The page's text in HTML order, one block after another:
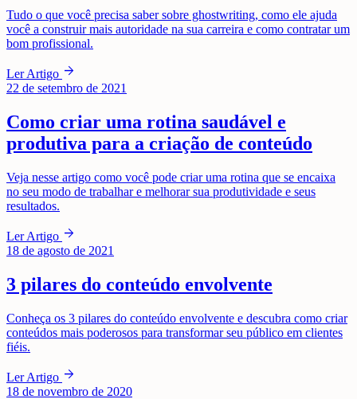
Tudo o que você precisa saber sobre ghostwriting, como ele ajuda
você a construir mais autoridade na sua carreira e como contratar um
bom profissional.
Ler Artigo arrow_forward
22 de setembro de 2021
Como criar uma rotina saudável e
produtiva para a criação de conteúdo
Veja nesse artigo como você pode criar uma rotina que se encaixa
no seu modo de trabalhar e melhorar sua produtividade e seus
resultados.
Ler Artigo arrow_forward
18 de agosto de 2021
3 pilares do conteúdo envolvente
Conheça os 3 pilares do conteúdo envolvente e descubra como criar
conteúdos mais poderosos para transformar seu público em clientes
fiéis.
Ler Artigo arrow_forward
18 de novembro de 2020